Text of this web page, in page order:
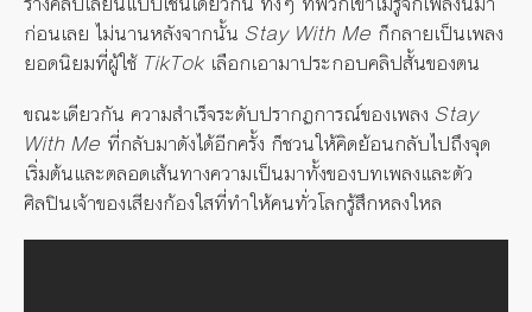
ก่อนเลย ไม่นานหลังจากนั้น Stay With Me ก็กลายเป็นเพลง
ยอดนิยมที่ผู้ใช้TikTok เลือกเอามาประกอบคลิปสั้นของตน
ขณะเดียวกัน ความสำเร็จระดับปรากฏการณ์ของเพลง Stay
With Me ที่กลับมาดังได้อีกครั้ง ก็ชวนให้คิดย้อนกลับไปถึงจุด
เริ่มต้นและตลอดเส้นทางความเป็นมาทั้งของบทเพลงและตัว
ศิลปินเจ้าของเสียงก้องใสที่ทำให้คนทั่วโลกรู้สึกหลงใหล